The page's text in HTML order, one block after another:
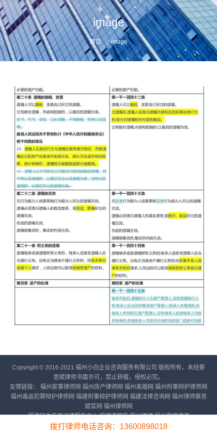
image
您的位置： 首页 image
Copyright © 2016-2021 福州小白企业咨询服务有限公司 版权所有，未经蔡
思斌律师书面许可，禁止转载，侵权必究。
友情链接： 福州家事律师网 福州房产律师网 福州离婚网 福州刑事辩护律师网
福州毒品犯罪辩护律师网 福建刑事辩护律师网 福建法律咨询网 福州律师蔡思
斌官网 福州律师网
福建民生传承法律服务中心 福建遗嘱库 福州律师 福州离婚律师
备案号：闽ICP备16023919号-6
拨打律师电话咨询：13600898018